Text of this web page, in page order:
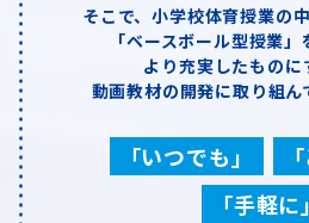
そこで、小学校体育授業の
「ベースボール型授業」
より充実したものに
動画教材の開発に取り組ん
「いつでも」
「手軽に」